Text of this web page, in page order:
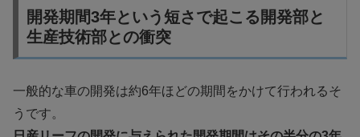
開発期間3年という短さで起こる開発部と
生産技術部との衝突
一般的な車の開発は約6年ほどの期間をかけて行われるそ
うです。